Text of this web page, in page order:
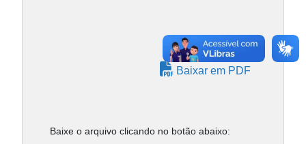
Baixar em PDF
Baixe o arquivo clicando no botão abaixo: